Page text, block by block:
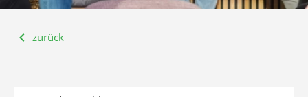
zurück